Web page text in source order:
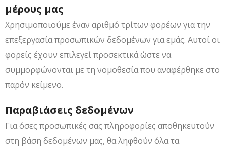
μέρους μας
Χρησιμοποιούμε έναν αριθμό τρίτων φορέων για την
επεξεργασία προσωπικών δεδομένων για εμάς. Αυτοί οι
φορείς έχουν επιλεγεί προσεκτικά ώστε να
συμμορφώνονται με τη νομοθεσία που αναφέρθηκε στο
παρόν κείμενο.
Παραβιάσεις δεδομένων
Για όσες προσωπικές σας πληροφορίες αποθηκευτούν
στη βάση δεδομένων μας, θα ληφθούν όλα τα